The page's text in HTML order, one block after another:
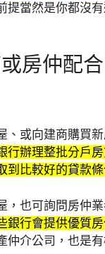
提當然是你都沒
房仲配
、或向建商購買
行辦理整批分戶
到比較好的貸款條
，也可詢問房仲
銀行會提供優質
仲介公司，也是